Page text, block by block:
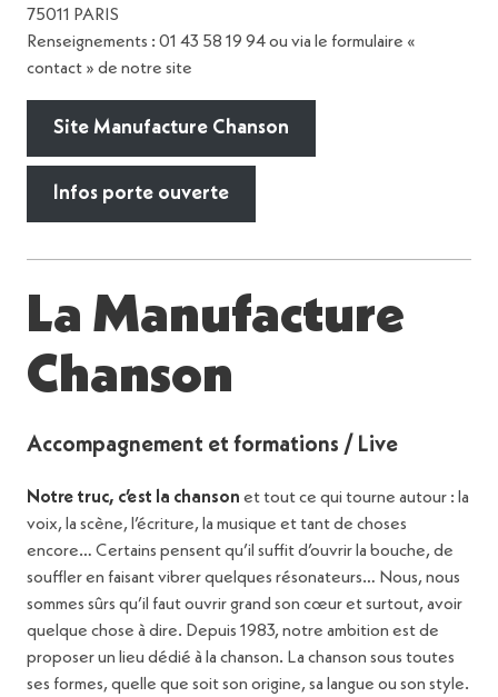
75011 PARIS
Renseignements : 01 43 58 19 94 ou via le formulaire «
contact » de notre site
Site Manufacture Chanson
Infos porte ouverte
La Manufacture
Chanson
Accompagnement et formations / Live
Notre truc, c’est la chanson et tout ce qui tourne autour : la
voix, la scène, l’écriture, la musique et tant de choses
encore… Certains pensent qu’il suffit d’ouvrir la bouche, de
souffler en faisant vibrer quelques résonateurs… Nous, nous
sommes sûrs qu’il faut ouvrir grand son cœur et surtout, avoir
quelque chose à dire. Depuis 1983, notre ambition est de
proposer un lieu dédié à la chanson. La chanson sous toutes
ses formes, quelle que soit son origine, sa langue ou son style.